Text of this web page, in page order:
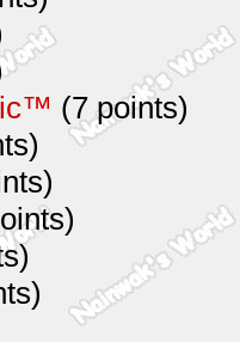
(7 points)